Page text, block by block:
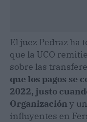
El juez Pedraz ha
que la UCO
sobre las
que los pagos se
2022, justo
Organización y
influyentes en